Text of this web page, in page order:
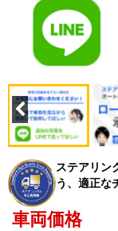
ステアリン
う、適正な
車両価格